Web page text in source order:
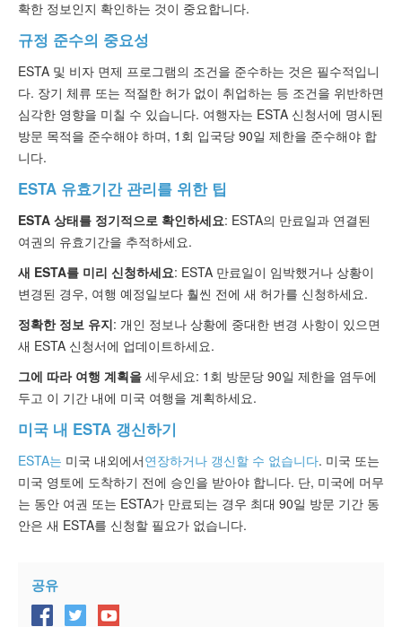
확한 정보인지 확인하는 것이 중요합니다.
규정 준수의 중요성
ESTA 및 비자 면제 프로그램의 조건을 준수하는 것은 필수적입니
다. 장기 체류 또는 적절한 허가 없이 취업하는 등 조건을 위반하면
심각한 영향을 미칠 수 있습니다. 여행자는 ESTA 신청서에 명시된
방문 목적을 준수해야 하며, 1회 입국당 90일 제한을 준수해야 합
니다.
ESTA 유효기간 관리를 위한 팁
ESTA 상태를 정기적으로 확인하세요: ESTA의 만료일과 연결된
여권의 유효기간을 추적하세요.
새 ESTA를 미리 신청하세요: ESTA 만료일이 임박했거나 상황이
변경된 경우, 여행 예정일보다 훨씬 전에 새 허가를 신청하세요.
정확한 정보 유지: 개인 정보나 상황에 중대한 변경 사항이 있으면
새 ESTA 신청서에 업데이트하세요.
그에 따라 여행 계획을 세우세요: 1회 방문당 90일 제한을 염두에
두고 이 기간 내에 미국 여행을 계획하세요.
미국 내 ESTA 갱신하기
ESTA는 미국 내외에서연장하거나 갱신할 수 없습니다. 미국 또는
미국 영토에 도착하기 전에 승인을 받아야 합니다. 단, 미국에 머무
는 동안 여권 또는 ESTA가 만료되는 경우 최대 90일 방문 기간 동
안은 새 ESTA를 신청할 필요가 없습니다.
공유